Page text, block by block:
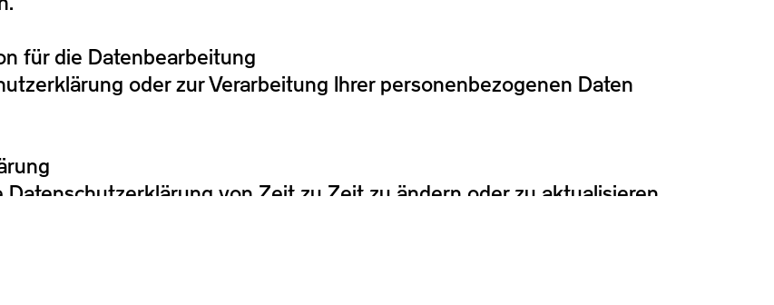
für die Datenbearbeitung
oder zur Verarbeitung Ihrer personenbezogenen Daten
von Zeit zu Zeit zu ändern oder zu aktualisieren.